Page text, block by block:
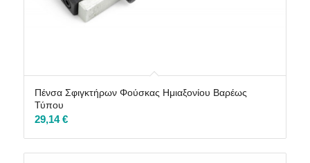
Πένσα Σφιγκτήρων Φούσκας Ημιαξονίου Βαρέως
Τύπου
29,14€